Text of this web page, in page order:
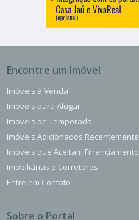
Encontre um Imóvel
Imóveis à Venda
Imóveis para Alugar
Imóveis de Temporada
Imóveis Adicionados Recentemente
Imóveis que Aceitam Financiamento
Imobiliárias e Corretores
Entre em Contato
Sobre o Portal